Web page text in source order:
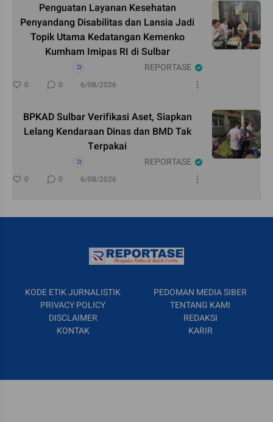
Penguatan Layanan Kesehatan
Penyandang Disabilitas dan Lansia Jadi
Topik Utama Kedatangan Kemenko
Kumham Imipas RI di Sulbar
REPORTASE
0 0 6/08/2026
BPKAD Sulbar Verifikasi Aset, Siapkan
Lelang Kendaraan Dinas dan BMD Tak
Terpakai
REPORTASE
0 0 6/08/2026
KODE ETIK JURNALISTIK
PEDOMAN MEDIA SIBER
PRIVACY POLICY
TENTANG KAMI
DISCLAIMER
REDAKSI
KONTAK
KARIR